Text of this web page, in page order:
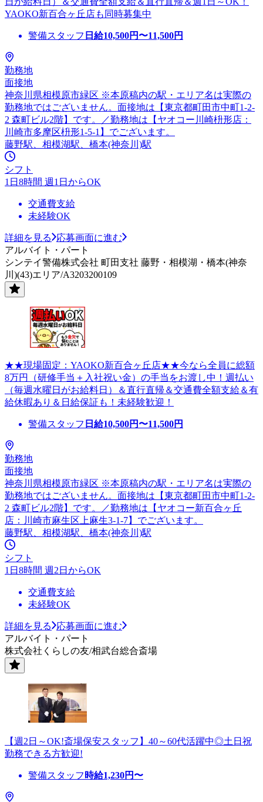
YAOKO新百合ヶ丘店も同時募集中
警備スタッフ 日給10,500円〜11,500円
勤務地
面接地
神奈川県相模原市緑区 ※本原稿内の駅・エリア名は実際の
勤務地ではございません。面接地は【東京都町田市中町1-2-
2 森町ビル2階】です。／勤務地は【ヤオコー川崎枡形店：
川崎市多摩区枡形1-5-1】でございます。
藤野駅、相模湖駅、橋本(神奈川)駅
シフト
1日8時間 週1日からOK
交通費支給
未経験OK
詳細を見る
応募画面に進む
アルバイト・パート
シンテイ警備株式会社 町田支社 藤野・相模湖・橋本(神奈
川)(43)エリア/A3203200109
★★現場固定：YAOKO新百合ヶ丘店★★今なら全員に総額
8万円（研修手当＋入社祝い金）の手当をお渡し中！週払い
（毎週水曜日がお給料日）＆直行直帰＆交通費全額支給＆有
給休暇あり＆日給保証も！未経験歓迎！
警備スタッフ 日給10,500円〜11,500円
勤務地
面接地
神奈川県相模原市緑区 ※本原稿内の駅・エリア名は実際の
勤務地ではございません。面接地は【東京都町田市中町1-2-
2 森町ビル2階】です。／勤務地は【ヤオコー新百合ヶ丘
店：川崎市麻生区上麻生3-1-7】でございます。
藤野駅、相模湖駅、橋本(神奈川)駅
シフト
1日8時間 週2日からOK
交通費支給
未経験OK
詳細を見る
応募画面に進む
アルバイト・パート
株式会社くらしの友/相武台総合斎場
【週2日～OK!斎場保安スタッフ】40～60代活躍中◎土日祝
勤務できる方歓迎!
警備スタッフ 時給1,230円〜